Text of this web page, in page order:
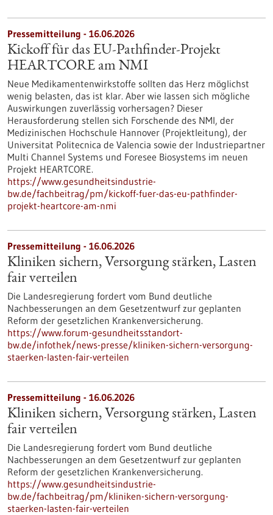
Pressemitteilung - 16.06.2026
Kickoff für das EU-Pathfinder-Projekt
HEARTCORE am NMI
Neue Medikamentenwirkstoffe sollten das Herz möglichst
wenig belasten, das ist klar. Aber wie lassen sich mögliche
Auswirkungen zuverlässig vorhersagen? Dieser
Herausforderung stellen sich Forschende des NMI, der
Medizinischen Hochschule Hannover (Projektleitung), der
Universitat Politecnica de Valencia sowie der Industriepartner
Multi Channel Systems und Foresee Biosystems im neuen
Projekt HEARTCORE.
https://www.gesundheitsindustrie-
bw.de/fachbeitrag/pm/kickoff-fuer-das-eu-pathfinder-
projekt-heartcore-am-nmi
Pressemitteilung - 16.06.2026
Kliniken sichern, Versorgung stärken, Lasten
fair verteilen
Die Landesregierung fordert vom Bund deutliche
Nachbesserungen an dem Gesetzentwurf zur geplanten
Reform der gesetzlichen Krankenversicherung.
https://www.forum-gesundheitsstandort-
bw.de/infothek/news-presse/kliniken-sichern-versorgung-
staerken-lasten-fair-verteilen
Pressemitteilung - 16.06.2026
Kliniken sichern, Versorgung stärken, Lasten
fair verteilen
Die Landesregierung fordert vom Bund deutliche
Nachbesserungen an dem Gesetzentwurf zur geplanten
Reform der gesetzlichen Krankenversicherung.
https://www.gesundheitsindustrie-
bw.de/fachbeitrag/pm/kliniken-sichern-versorgung-
staerken-lasten-fair-verteilen